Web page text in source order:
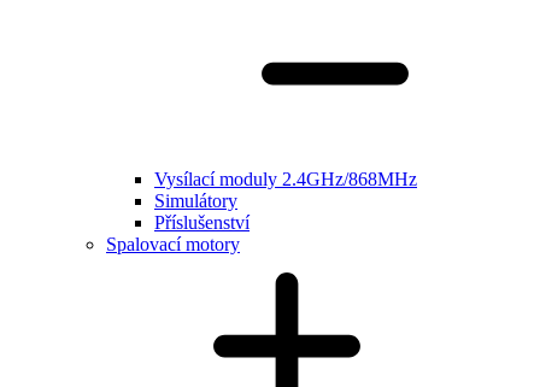
Vysílací moduly 2.4GHz/868MHz
Simulátory
Příslušenství
Spalovací motory